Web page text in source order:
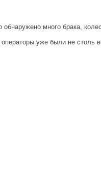
много брака,
уже были не столь